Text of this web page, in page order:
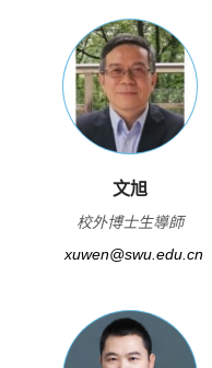
文旭
校外博士生導師
xuwen@swu.edu.cn